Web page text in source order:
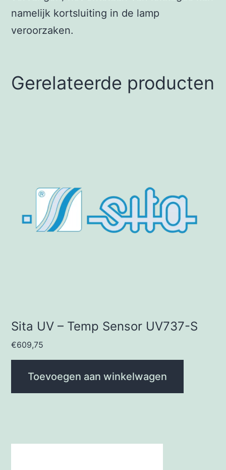
namelijk kortsluiting in de lamp
veroorzaken.
Gerelateerde producten
Sita UV – Temp Sensor UV737-S
€609,75
Toevoegen aan winkelwagen